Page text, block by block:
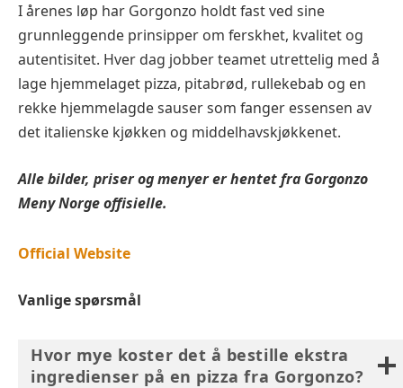
I årenes løp har Gorgonzo holdt fast ved sine
grunnleggende prinsipper om ferskhet, kvalitet og
autentisitet. Hver dag jobber teamet utrettelig med å
lage hjemmelaget pizza, pitabrød, rullekebab og en
rekke hjemmelagde sauser som fanger essensen av
det italienske kjøkken og middelhavskjøkkenet.
Alle bilder, priser og menyer er hentet fra Gorgonzo
Meny Norge offisielle.
Official Website
Vanlige spørsmål
Hvor mye koster det å bestille ekstra
ingredienser på en pizza fra Gorgonzo?